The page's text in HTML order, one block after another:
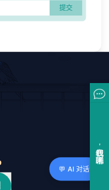
💬 AI 对话